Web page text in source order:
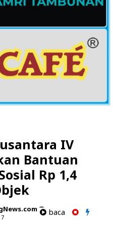
IV
Bantuan
Rp 1,4
baca